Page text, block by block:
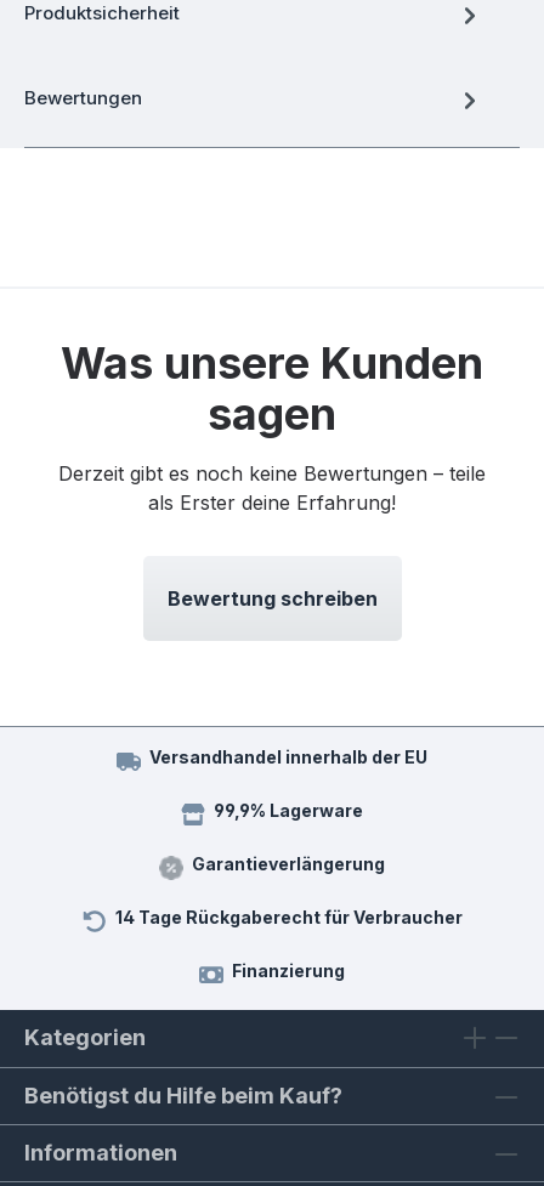
Produktsicherheit
Bewertungen
Was unsere Kunden
sagen
Derzeit gibt es noch keine Bewertungen – teile
als Erster deine Erfahrung!
Bewertung schreiben
Versandhandel innerhalb der EU
99,9% Lagerware
Garantieverlängerung
14 Tage Rückgaberecht für Verbraucher
Finanzierung
Kategorien
Benötigst du Hilfe beim Kauf?
Informationen